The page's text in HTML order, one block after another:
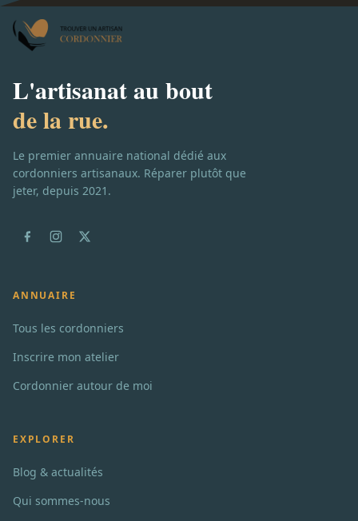
L'artisanat au bout
de la rue.
Le premier annuaire national dédié aux
cordonniers artisanaux. Réparer plutôt que
jeter, depuis 2021.
ANNUAIRE
Tous les cordonniers
Inscrire mon atelier
Cordonnier autour de moi
EXPLORER
Blog & actualités
Qui sommes-nous